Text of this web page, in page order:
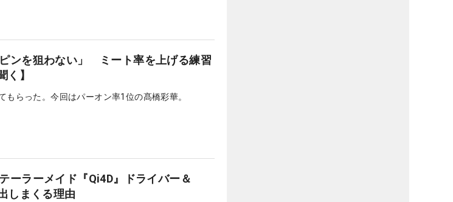
ンを狙わない」 ミート率を上げる練習
く】
らった。今回はパーオン率1位の髙橋彩華。
ーラーメイド『Qi4D』ドライバー＆
しまくる理由